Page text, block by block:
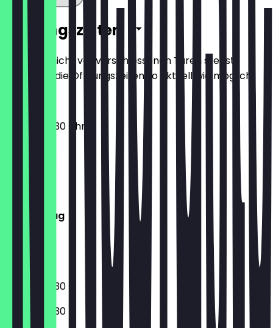
Öffnungszeiten
Damit du nicht vor verschlossenen Türen stehst,
halten wir die Öffnungszeiten so aktuell wie möglich.
06:30 - 20:30 Uhr
Montag
Dienstag
Mittwoch
Donnerstag
Freitag
Samstag
Sonntag
06:30 - 20:30
06:30 - 20:30